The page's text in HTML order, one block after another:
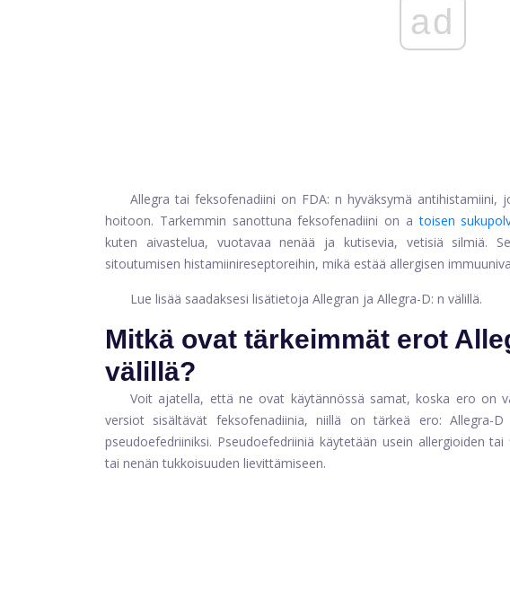
ad
Allegra tai feksofenadiini on FDA: n hyväksymä antihistamiini,
hoitoon. Tarkemmin sanottuna feksofenadiini on atoisen
kuten aivastelua, vuotavaa nenää ja kutisevia, vetisiä silmiä.
sitoutumisen histamiinireseptoreihin, mikä estää allergisen
Lue lisää saadaksesi lisätietoja Allegran ja Allegra-D: n välillä.
Mitkä ovat tärkeimmät erot
välillä?
Voit ajatella, että ne ovat käytännössä samat, koska ero on
versiot sisältävät feksofenadiinia, niillä on tärkeä ero: Allegra-
pseudoefedriiniksi. Pseudoefedriiniä käytetään usein allergioiden
tai nenän tukkoisuuden lievittämiseen.